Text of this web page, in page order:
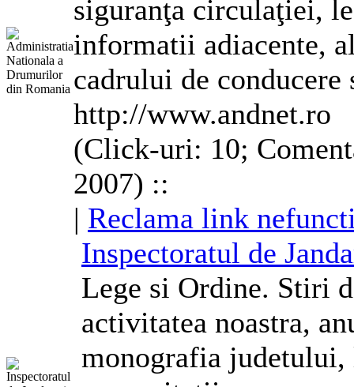
siguranţa circulaţiei,
informatii adiacente,
cadrului de conducere
http://www.andnet.ro
(Click-uri: 10;
2007) ::
| Reclama link
Inspectoratul de
Lege si Ordine. Stiri
activitatea noastra,
monografia